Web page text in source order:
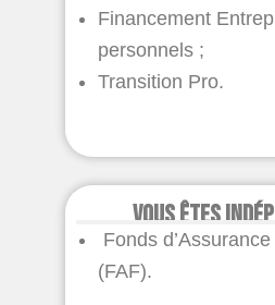
Financement
personnels ;
Transition Pro.
Vous êtes
Fonds
(FAF).